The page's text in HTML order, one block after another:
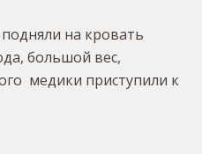
на кровать
большой вес,
медики приступили к